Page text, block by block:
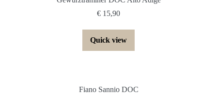
€ 15,90
Quick view
Fiano Sannio DOC